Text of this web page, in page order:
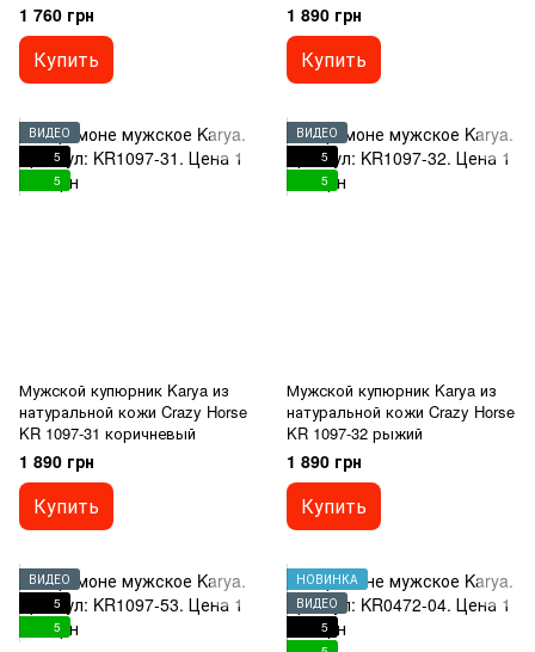
1 760 грн
Купить
1 890 грн
Купить
ВИДЕО
5
5
Мужской купюрник Karya из
натуральной кожи Crazy Horse
KR 1097-31 коричневый
1 890 грн
Купить
ВИДЕО
5
5
Мужской купюрник Karya из
натуральной кожи Crazy Horse
KR 1097-32 рыжий
1 890 грн
Купить
ВИДЕО
5
5
НОВИНКА
ВИДЕО
5